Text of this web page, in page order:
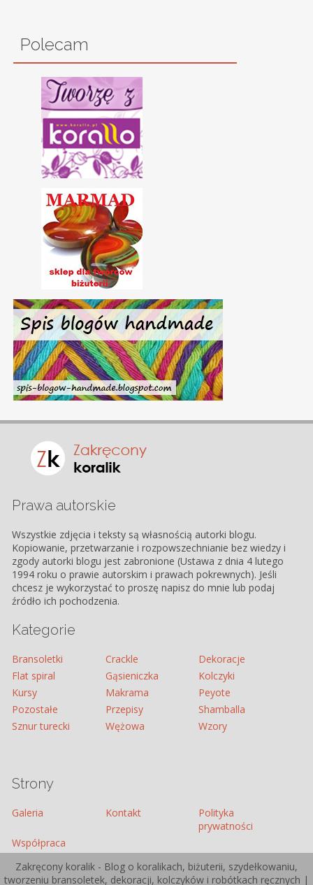
Polecam
Prawa autorskie
Wszystkie zdjęcia i teksty są własnością autorki blogu.
Kopiowanie, przetwarzanie i rozpowszechnianie bez wiedzy i
zgody autorki blogu jest zabronione (Ustawa z dnia 4 lutego
1994 roku o prawie autorskim i prawach pokrewnych). Jeśli
chcesz je wykorzystać to proszę napisz do mnie lub podaj
źródło ich pochodzenia.
Kategorie
Bransoletki Crackle
Dekoracje
Flat spiral
Gąsieniczka
Kolczyki
Kursy
Makrama
Peyote
Pozostałe
Przepisy
Shamballa
Sznur turecki
Wężowa Wzory
Strony
Galeria Kontakt
Polityka
prywatności
Współpraca
Zakręcony koralik - Blog o koralikach, biżuterii, szydełkowaniu,
tworzeniu bransoletek, dekoracji, kolczyków i robótkach ręcznych |